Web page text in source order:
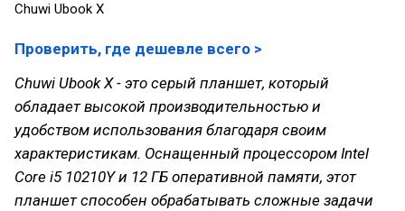
Chuwi Ubook X
Проверить, где дешевле всего >
Chuwi Ubook X - это серый планшет, который
обладает высокой производительностью и
удобством использования благодаря своим
характеристикам. Оснащенный процессором Intel
Core i5 10210Y и 12 ГБ оперативной памяти, этот
планшет способен обрабатывать сложные задачи